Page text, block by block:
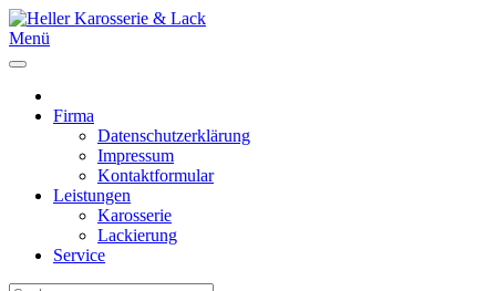
Menü
Firma
Datenschutzerklärung
Impressum
Kontaktformular
Leistungen
Karosserie
Lackierung
Service